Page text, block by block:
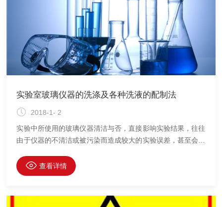
实验室玻璃仪器的洗涤及各种洗液的配制法
2018-1- 2
实验中所使用的玻璃仪器清洁与否，直接影响实验结果，往往
由于仪器的不清洁或被污染而造成较大的实验误差，甚至会出
要的。1、初用玻璃仪器的清洗新购买的玻璃仪器表面常附着
有游离的碱性物质，可先用洗涤灵稀释液、肥皂水或去污粉等
（不少于4 小时），再用自来水冲洗，最后用蒸馏水冲洗2～3
查看详情